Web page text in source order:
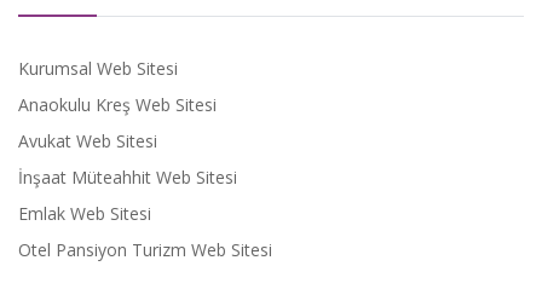
Kurumsal Web Sitesi
Anaokulu Kreş Web Sitesi
Avukat Web Sitesi
İnşaat Müteahhit Web Sitesi
Emlak Web Sitesi
Otel Pansiyon Turizm Web Sitesi